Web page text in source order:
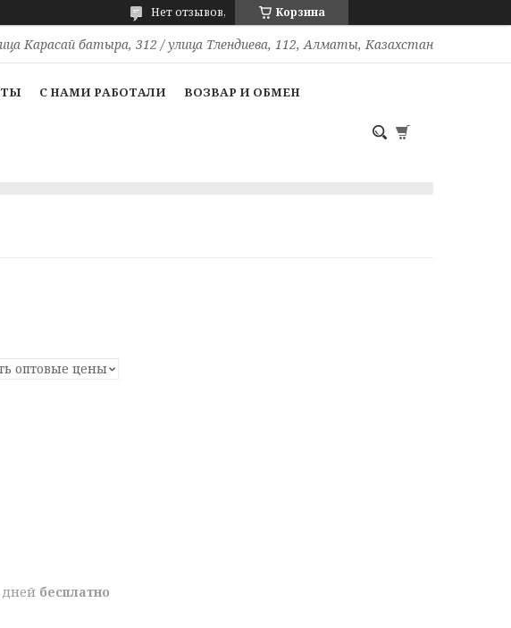
Корзина
Нет отзывов,
Карасай батыра, 312 / улица Тлендиева, 112, Алматы, Казахстан
С НАМИ РАБОТАЛИ ВОЗВАР И ОБМЕН
оптовые цены
дней бесплатно